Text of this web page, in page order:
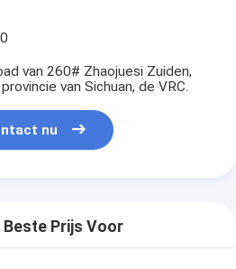
van 260# Zhaojuesi Zuiden,
van Sichuan, de VRC.
nu
Beste Prijs Voor